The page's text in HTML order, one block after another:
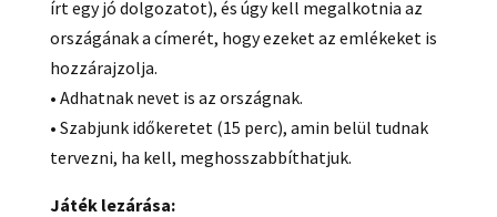
írt egy jó dolgozatot), és úgy kell megalkotnia az
országának a címerét, hogy ezeket az emlékeket is
hozzárajzolja.
• Adhatnak nevet is az országnak.
• Szabjunk időkeretet (15 perc), amin belül tudnak
tervezni, ha kell, meghosszabbíthatjuk.
Játék lezárása: